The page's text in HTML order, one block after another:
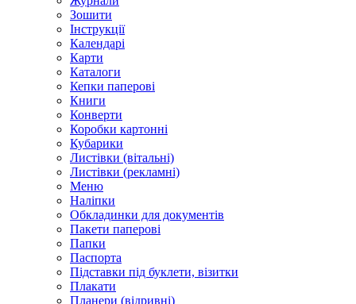
Зошити
Інструкції
Календарі
Карти
Каталоги
Кепки паперові
Книги
Конверти
Коробки картонні
Кубарики
Листівки (вітальні)
Листівки (рекламні)
Меню
Наліпки
Обкладинки для документів
Пакети паперові
Папки
Паспорта
Підставки під буклети, візитки
Плакати
Планери (відривні)